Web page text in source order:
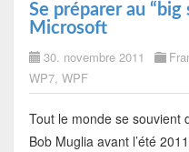
Se préparer au
Microsoft
30. novembre 2011
WP7, WPF
Tout le monde se souvient
Bob Muglia avant l’été